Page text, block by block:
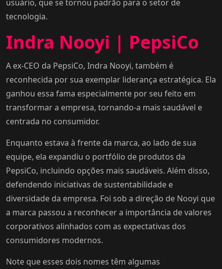
usuário, que se tornou padrão para o setor de
tecnologia.
Indra Nooyi | PepsiCo
A ex-CEO da PepsiCo, Indra Nooyi, também é
reconhecida por sua exemplar liderança estratégica. Ela
ganhou essa fama especialmente por seu feito em
transformar a empresa, tornando-a mais saudável e
centrada no consumidor.
Enquanto estava à frente da marca, ao lado de sua
equipe, ela expandiu o portfólio de produtos da
PepsiCo, incluindo opções mais saudáveis. Além disso,
defendendo iniciativas de sustentabilidade e
diversidade da empresa. Foi sob a direção de Nooyi que
a marca passou a reconhecer a importância de valores
corporativos alinhados com as expectativas dos
consumidores modernos.
Note que esses dois nomes têm algumas